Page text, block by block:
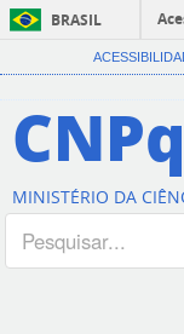
BRASIL
CNPq
MINISTÉRIO DA